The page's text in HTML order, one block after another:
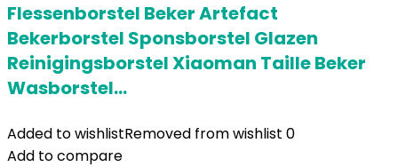
Flessenborstel Beker Artefact
Bekerborstel Sponsborstel Glazen
Reinigingsborstel Xiaoman Taille Beker
Wasborstel…
Added to wishlistRemoved from wishlist 0
Add to compare